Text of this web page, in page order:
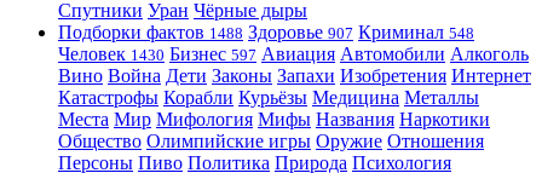
Спутники Уран Чёрные дыры
Подборки фактов 1488 Здоровье 907 Криминал 548
Человек 1430 Бизнес 597 Авиация Автомобили Алкоголь
Вино Война Дети Законы Запахи Изобретения Интернет
Катастрофы Корабли Курьёзы Медицина Металлы
Места Мир Мифология Мифы Названия Наркотики
Общество Олимпийские игры Оружие Отношения
Персоны Пиво Политика Природа Психология